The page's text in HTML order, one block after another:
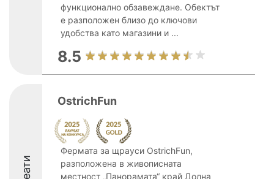
функционално обзавеждане. Обектът
е разположен близо до ключови
удобства като магазини и ...
8.5
OstrichFun
Фермата за щрауси OstrichFun,
разположена в живописната
местност „Панорамата“ край Долна